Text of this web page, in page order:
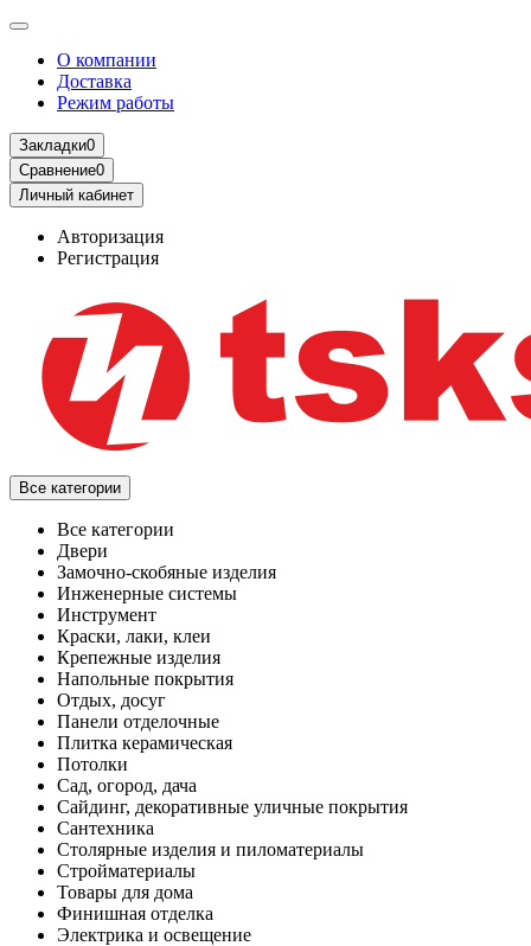
О компании
Доставка
Режим работы
Закладки0
Сравнение0
Личный кабинет
Авторизация
Регистрация
Все категории
Все категории
Двери
Замочно-скобяные изделия
Инженерные системы
Инструмент
Краски, лаки, клеи
Крепежные изделия
Напольные покрытия
Отдых, досуг
Панели отделочные
Плитка керамическая
Потолки
Сад, огород, дача
Сайдинг, декоративные уличные покрытия
Сантехника
Столярные изделия и пиломатериалы
Стройматериалы
Товары для дома
Финишная отделка
Электрика и освещение